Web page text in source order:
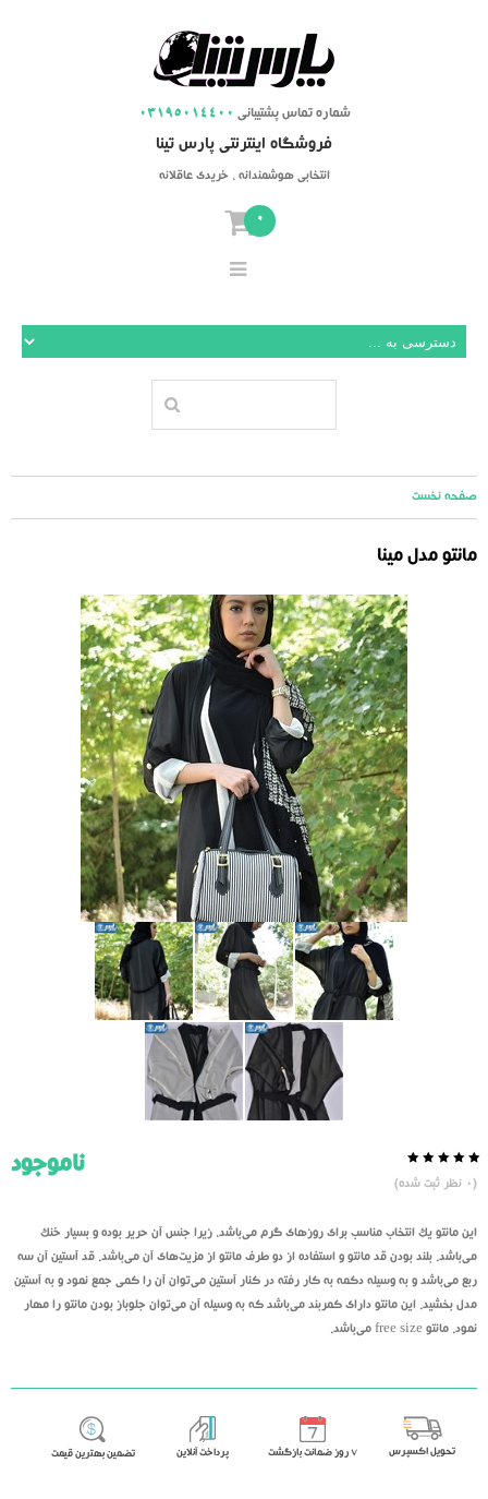
03195014400 شماره تماس پشتیبانی
فروشگاه اینترنتی پارس تینا
انتخابی هوشمندانه ، خریدی عاقلانه
0
صفحه نخست
مانتو مدل مینا
از
50
رای
دهنده
(
0 نظر ثبت شده)
ناموجود
این مانتو یک انتخاب مناسب برای روزهای گرم می‌باشد، زیرا جنس آن حریر بوده و بسیار خنک
می‌باشد. بلند بودن قد مانتو و استفاده از دو طرف مانتو از مزیت‌های آن می‌باشد. قد آستین آن سه
ربع می‌باشد و به وسیله دکمه به کار رفته در کنار آستین می‌توان آن را کمی جمع نمود و به آستین
مدل بخشید. این مانتو دارای کمربند می‌باشد که به وسیله آن می‌توان جلوباز بودن مانتو را مهار
نمود. مانتو free size می‌باشد.
تحویل اکسپرس ٧ روز ضمانت بازگشت پرداخت آنلاین تضمین بهترین قیمت